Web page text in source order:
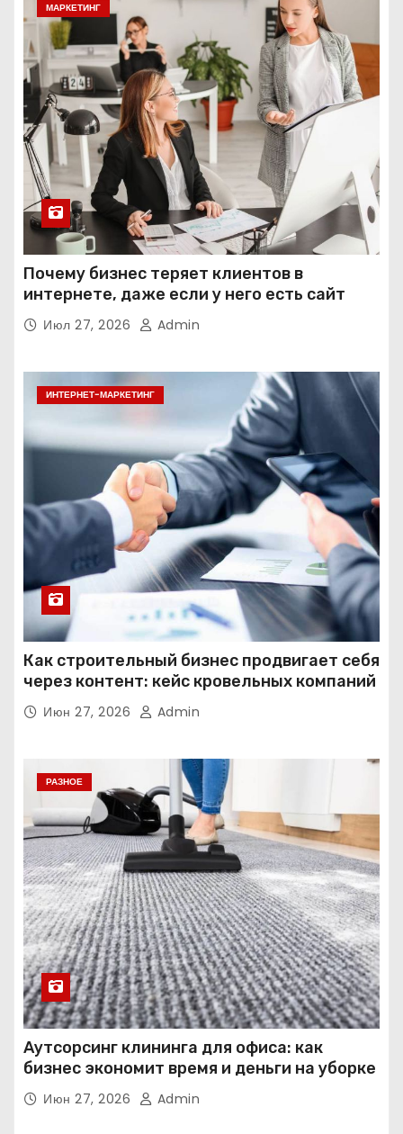
МАРКЕТИНГ
Почему бизнес теряет клиентов в
интернете, даже если у него есть сайт
Июл 27, 2026 Admin
ИНТЕРНЕТ-МАРКЕТИНГ
Как строительный бизнес продвигает себя
через контент: кейс кровельных компаний
Июн 27, 2026 Admin
РАЗНОЕ
Аутсорсинг клининга для офиса: как
бизнес экономит время и деньги на уборке
Июн 27, 2026 Admin